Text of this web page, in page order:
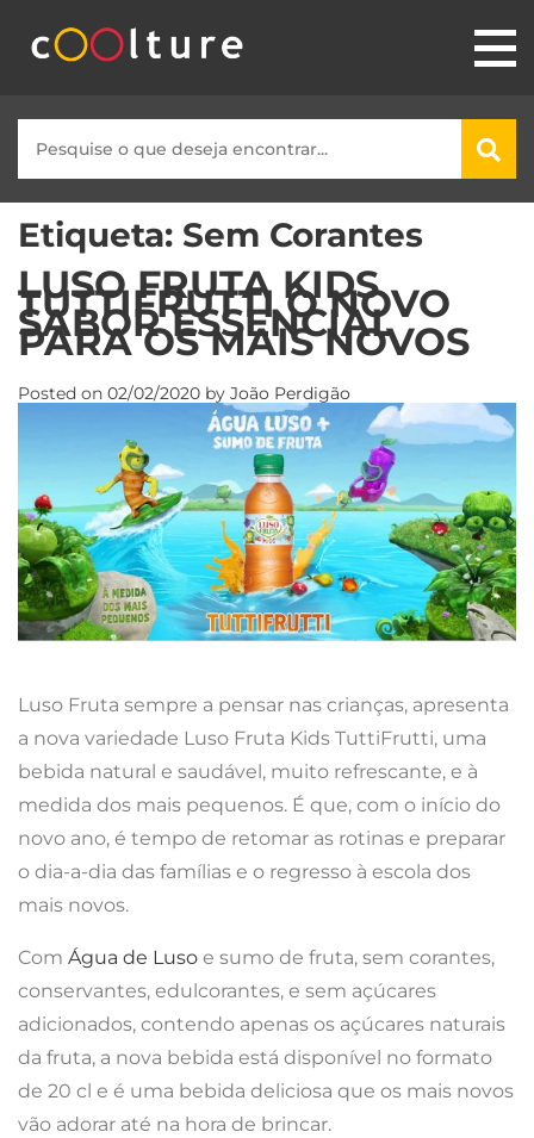
Etiqueta: Sem Corantes
LUSO FRUTA KIDS
TUTTIFRUTTI O NOVO
SABOR ESSENCIAL
PARA OS MAIS NOVOS
Posted on 02/02/2020 by João Perdigão
Luso Fruta sempre a pensar nas crianças, apresenta
a nova variedade Luso Fruta Kids TuttiFrutti, uma
bebida natural e saudável, muito refrescante, e à
medida dos mais pequenos. É que, com o início do
novo ano, é tempo de retomar as rotinas e preparar
o dia-a-dia das famílias e o regresso à escola dos
mais novos.
Com Água de Luso e sumo de fruta, sem corantes,
conservantes, edulcorantes, e sem açúcares
adicionados, contendo apenas os açúcares naturais
da fruta, a nova bebida está disponível no formato
de 20 cl e é uma bebida deliciosa que os mais novos
vão adorar até na hora de brincar.